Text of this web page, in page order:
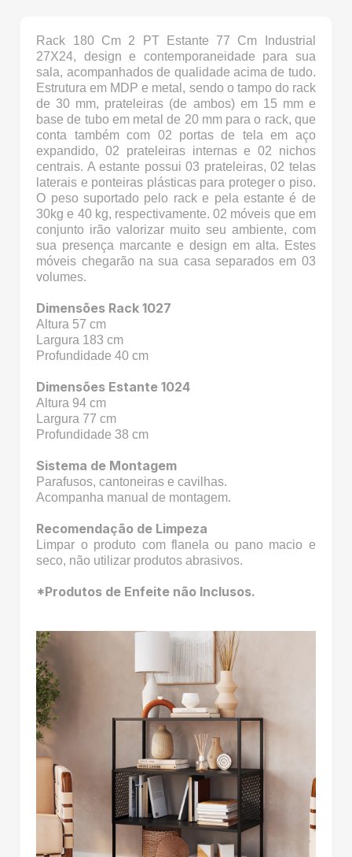
Rack 180 Cm 2 PT Estante 77 Cm Industrial
27X24, design e contemporaneidade para sua
sala, acompanhados de qualidade acima de tudo.
Estrutura em MDP e metal, sendo o tampo do rack
de 30 mm, prateleiras (de ambos) em 15 mm e
base de tubo em metal de 20 mm para o rack, que
conta também com 02 portas de tela em aço
expandido, 02 prateleiras internas e 02 nichos
centrais. A estante possui 03 prateleiras, 02 telas
laterais e ponteiras plásticas para proteger o piso.
O peso suportado pelo rack e pela estante é de
30kg e 40 kg, respectivamente. 02 móveis que em
conjunto irão valorizar muito seu ambiente, com
sua presença marcante e design em alta. Estes
móveis chegarão na sua casa separados em 03
volumes.
Dimensões Rack 1027
Altura 57 cm
Largura 183 cm
Profundidade 40 cm
Dimensões Estante 1024
Altura 94 cm
Largura 77 cm
Profundidade 38 cm
Sistema de Montagem
Parafusos, cantoneiras e cavilhas.
Acompanha manual de montagem.
Recomendação de Limpeza
Limpar o produto com flanela ou pano macio e
seco, não utilizar produtos abrasivos.
*Produtos de Enfeite não Inclusos.